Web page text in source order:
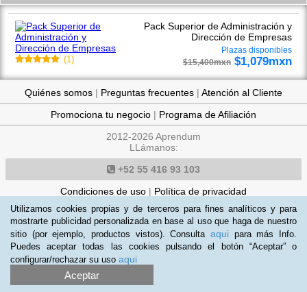
Pack Superior de Administración y
Dirección de Empresas
Plazas disponibles
$15,400mxn $1,079mxn
(1 )
Utilizamos cookies propias y de terceros para fines analíticos y para
mostrarte publicidad personalizada en base al uso que haga de nuestro
sitio (por ejemplo, productos vistos). Consulta aqui para más Info.
Puedes aceptar todas las cookies pulsando el botón “Aceptar” o
configurar/rechazar su uso aqui
Aceptar
Quiénes somos | Preguntas frecuentes | Atención al Cliente
Promociona tu negocio | Programa de Afiliación
2012-2026 Aprendum
LLámanos:
+52 55 416 93 103
Condiciones de uso | Política de privacidad